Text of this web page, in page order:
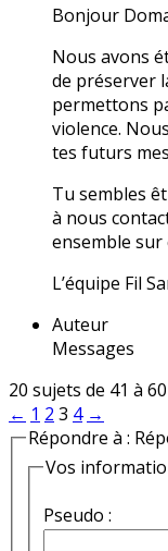
Bonjour
Nous avons
de préserver
permettons
violence.
tes futurs
Tu sembles
à nous
ensemble sur
L’équipe Fil
Auteur
Messages
20 sujets de 41 à
← 1 2 3 4 →
Répondre à :
Vos
Pseudo :